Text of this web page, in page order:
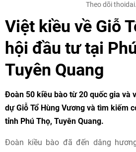
Theo dõi
Việt kiều về Giỗ
hội đầu tư tại
Tuyên Quang
Đoàn 50 kiều bào từ 20 quốc gia và
dự Giỗ Tổ Hùng Vương và tìm kiếm
tỉnh Phú Thọ, Tuyên Quang.
Đoàn kiều bào đã đến dâng